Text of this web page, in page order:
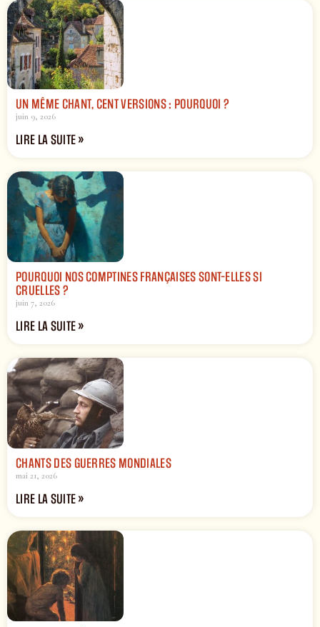
UN MÊME CHANT, CENT VERSIONS : POURQUOI ?
juin 9, 2026
LIRE LA SUITE »
POURQUOI NOS COMPTINES FRANÇAISES SONT-ELLES SI
CRUELLES ?
juin 7, 2026
LIRE LA SUITE »
CHANTS DES GUERRES MONDIALES
mai 21, 2026
LIRE LA SUITE »